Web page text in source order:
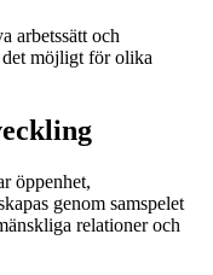
arbetssätt och
möjligt för olika
öppenhet,
genom samspelet
relationer och